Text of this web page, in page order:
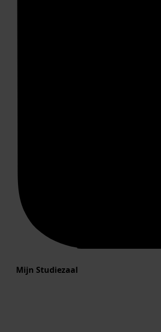
Mijn Studiezaal